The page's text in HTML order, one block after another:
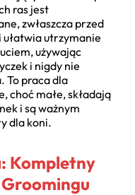
ras jest
zwłaszcza przed
utrzymanie
używając
i nigdy nie
To praca dla
choć małe, składają
i są ważnym
dla koni.
Kompletny